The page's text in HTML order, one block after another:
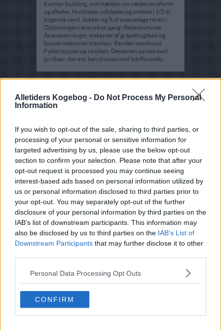
Alletiders Kogebog - Do Not Process My Personal
Information
If you wish to opt-out of the sale, sharing to third parties, or
processing of your personal or sensitive information for
targeted advertising by us, please use the below opt-out
section to confirm your selection. Please note that after your
opt-out request is processed you may continue seeing
interest-based ads based on personal information utilized by
us or personal information disclosed to third parties prior to
your opt-out. You may separately opt-out of the further
disclosure of your personal information by third parties on the
IAB’s list of downstream participants. This information may
also be disclosed by us to third parties on the IAB’s List of
Downstream Participants that may further disclose it to other
Personal Data Processing Opt Outs
CONFIRM
Eventyr budding, som hældes i en vædet randform
og afkøles. Husblasen udblødes og smeltes i 1/2 dl
kogende vand. Sukker og ¾ dl ananaslage røres i.
Opløsningen røres på en gang i flødeskummet.
Ananasterninger, trekanter af grapefrugtkød og
knuste makroner blandes i. Randen vendes ud.
Fyldet toppes op i midten. Desserten pyntes med
jordbær, der evt. kan drysses med lidt flormelis.
Ret : Kold Dessert-Budding
Hovedingrediens :
2002-06-06